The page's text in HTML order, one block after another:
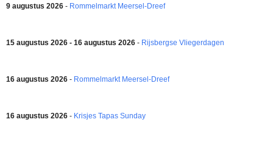
9 augustus 2026 - Rommelmarkt Meersel-Dreef
15 augustus 2026 - 16 augustus 2026 - Rijsbergse Vliegerdagen
16 augustus 2026 - Rommelmarkt Meersel-Dreef
16 augustus 2026 - Krisjes Tapas Sunday